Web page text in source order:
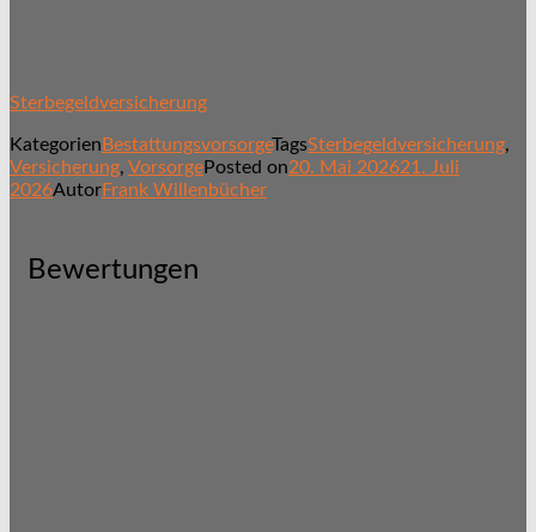
Sterbegeldversicherung
Kategorien BestattungsvorsorgeTagsSterbegeldversicherung,
Versicherung, VorsorgePosted on20. Mai 202621. Juli
2026AutorFrank Willenbücher
Bewertungen